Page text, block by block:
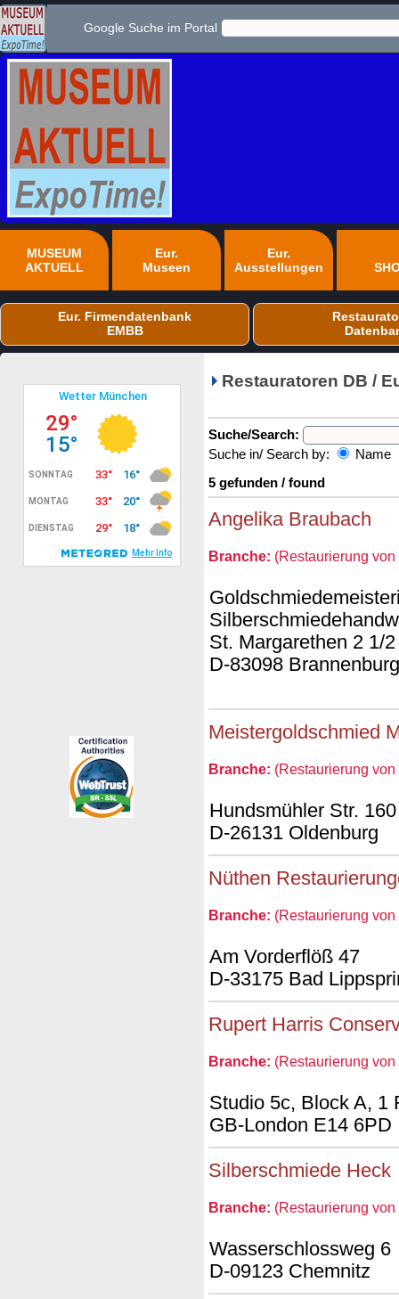
Google Suche im Portal
MUSEUM
AKTUELL
Eur.
Museen
Eur.
Ausstellungen
Eur. Firmendatenbank
EMBB
Restauratoren DB /
Suche/Search:
Suche in/ Search by:
Name
5 gefunden / found
Angelika Braubach
Branche: (Restaurierung
St. Margarethen 2 1/2
D-83098 Brannenburg
Meistergoldschmied
Branche: (Restaurierung
Hundsmühler Str. 160
D-26131 Oldenburg
Nüthen
Branche: (Restaurierung
Am Vorderflöß 47
D-33175 Bad
Rupert Harris
Branche: (Restaurierung
Studio 5c, Block A, 1
GB-London E14 6PD
Silberschmiede Heck
Branche: (Restaurierung
Wasserschlossweg 6
D-09123 Chemnitz